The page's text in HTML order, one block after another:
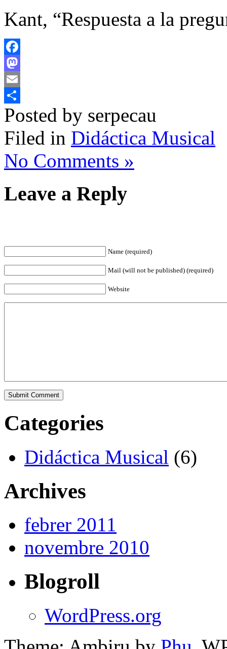
Kant, “Respuesta a la
Facebook
Mastodon
Email
Comparteix
Posted by serpecau
Filed in Didáctica Musical
No Comments »
Leave a Reply
Name (required)
Mail (will not be published) (required)
Website
Categories
Didáctica Musical (6)
Archives
febrer 2011
novembre 2010
Blogroll
WordPress.org